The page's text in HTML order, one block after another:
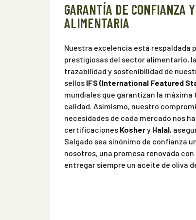
GARANTÍA DE CONFIANZA
ALIMENTARIA
Nuestra excelencia está respaldada
prestigiosas del sector alimentario,
trazabilidad y sostenibilidad de
sellos IFS (International Featured
mundiales que garantizan la
calidad. Asimismo, nuestro
necesidades de cada mercado nos
certificaciones Koshery Halal,
Salgado sea sinónimo de confianza
nosotros, una promesa renovada
entregar siempre un aceite de oliva